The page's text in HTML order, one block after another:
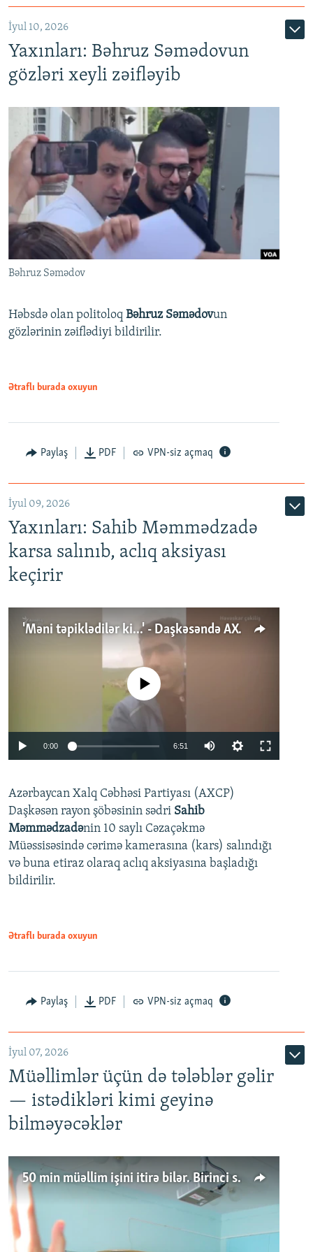
İyul 10, 2026
Yaxınları: Bəhruz Səmədovun
gözləri xeyli zəifləyib
Bəhruz Səmədov
Həbsdə olan politoloq Bəhruz Səmədovun
gözlərinin zəiflədiyi bildirilir.
Ətraflı burada oxuyun
Paylaş PDF VPN-siz açmaq
İyul 09, 2026
Yaxınları: Sahib Məmmədzadə
karsa salınıb, aclıq aksiyası
keçirir
'Məni təpiklədilər ki...' - Daşkəsəndə AXCP fəalının yaxınları onun həbsinə etiraz edirlər
Auto 240p 360p
720p 1080p
No media source currently available
0:00 6:51
360p
720p
1080p
Azərbaycan Xalq Cəbhəsi Partiyası (AXCP)
Daşkəsən rayon şöbəsinin sədri Sahib
Məmmədzadənin 10 saylı Cəzaçəkmə
Müəssisəsində cərimə kamerasına (kars) salındığı
və buna etiraz olaraq aclıq aksiyasına başladığı
bildirilir.
Ətraflı burada oxuyun
Paylaş PDF VPN-siz açmaq
İyul 07, 2026
Müəllimlər üçün də tələblər gəlir
— istədikləri kimi geyinə
bilməyəcəklər
50 min müəllim işini itirə bilər. Birinci sinfə gedənlər azalır